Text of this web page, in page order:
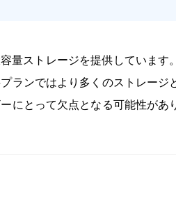
量ストレージを提供しています
ランではより多くのストレージ
にとって欠点となる可能性があ